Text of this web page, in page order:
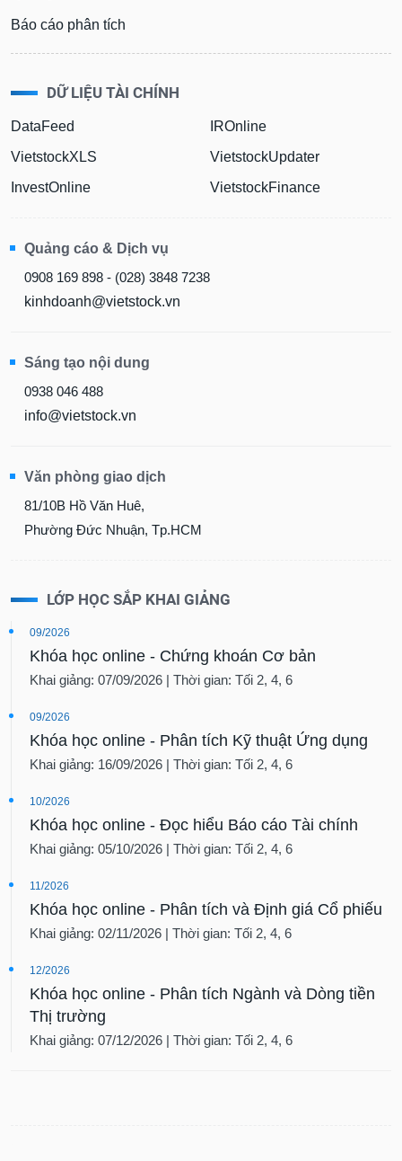
Báo cáo phân tích
DỮ LIỆU TÀI CHÍNH
DataFeed
VietstockXLS
InvestOnline
IROnline
VietstockUpdater
VietstockFinance
Quảng cáo & Dịch vụ
0908 169 898 - (028) 3848 7238
kinhdoanh@vietstock.vn
Sáng tạo nội dung
0938 046 488
info@vietstock.vn
Văn phòng giao dịch
81/10B Hồ Văn Huê,
Phường Đức Nhuận, Tp.HCM
LỚP HỌC SẮP KHAI GIẢNG
09/2026
Khóa học online - Chứng khoán Cơ bản
Khai giảng: 07/09/2026 | Thời gian: Tối 2, 4, 6
09/2026
Khóa học online - Phân tích Kỹ thuật Ứng dụng
Khai giảng: 16/09/2026 | Thời gian: Tối 2, 4, 6
10/2026
Khóa học online - Đọc hiểu Báo cáo Tài chính
Khai giảng: 05/10/2026 | Thời gian: Tối 2, 4, 6
11/2026
Khóa học online - Phân tích và Định giá Cổ phiếu
Khai giảng: 02/11/2026 | Thời gian: Tối 2, 4, 6
12/2026
Khóa học online - Phân tích Ngành và Dòng tiền
Thị trường
Khai giảng: 07/12/2026 | Thời gian: Tối 2, 4, 6